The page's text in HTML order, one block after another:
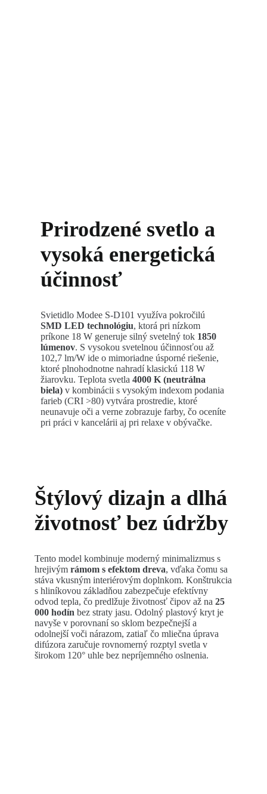
Prirodzené svetlo a
vysoká energetická
účinnosť
Svietidlo Modee S-D101 využíva pokročilú
SMD LED technológiu, ktorá pri nízkom
príkone 18 W generuje silný svetelný tok 1850
lúmenov. S vysokou svetelnou účinnosťou až
102,7 lm/W ide o mimoriadne úsporné riešenie,
ktoré plnohodnotne nahradí klasickú 118 W
žiarovku. Teplota svetla 4000 K (neutrálna
biela) v kombinácii s vysokým indexom podania
farieb (CRI >80) vytvára prostredie, ktoré
neunavuje oči a verne zobrazuje farby, čo oceníte
pri práci v kancelárii aj pri relaxe v obývačke.
Štýlový dizajn a dlhá
životnosť bez údržby
Tento model kombinuje moderný minimalizmus s
hrejivým rámom s efektom dreva, vďaka čomu sa
stáva vkusným interiérovým doplnkom. Konštrukcia
s hliníkovou základňou zabezpečuje efektívny
odvod tepla, čo predlžuje životnosť čipov až na 25
000 hodín bez straty jasu. Odolný plastový kryt je
navyše v porovnaní so sklom bezpečnejší a
odolnejší voči nárazom, zatiaľ čo mliečna úprava
difúzora zaručuje rovnomerný rozptyl svetla v
širokom 120° uhle bez nepríjemného oslnenia.